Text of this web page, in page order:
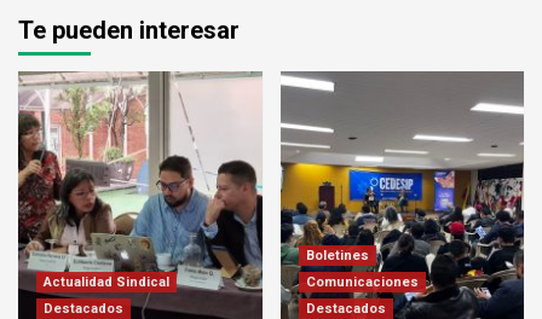
Te pueden interesar
Actualidad Sindical
Destacados
Boletines
Comunicaciones
Destacados